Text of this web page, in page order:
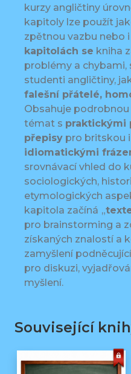
kurzy angličtiny
kapitoly lze použít
zpětnou vazbu nebo
kapitolách se kniha
problémy a chybami,
studenti angličtiny,
falešní přátelé,
Obsahuje podrobnou
témat s praktickými
přepisy pro britskou
idiomatickými
srovnávací vhled do
sociologických,
etymologických
kapitola začíná „
pro brainstorming a
získaných znalostí a
zamyšlení
pro diskuzi,
myšlení.
Související